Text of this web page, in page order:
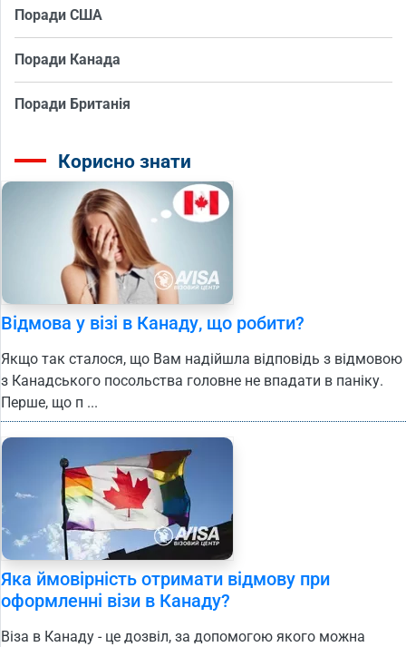
Поради США
Поради Канада
Поради Британія
Корисно знати
Відмова у візі в Канаду, що робити?
Якщо так сталося, що Вам надійшла відповідь з відмовою
з Канадського посольства головне не впадати в паніку.
Перше, що п ...
Яка ймовірність отримати відмову при
оформленні візи в Канаду?
Віза в Канаду - це дозвіл, за допомогою якого можна